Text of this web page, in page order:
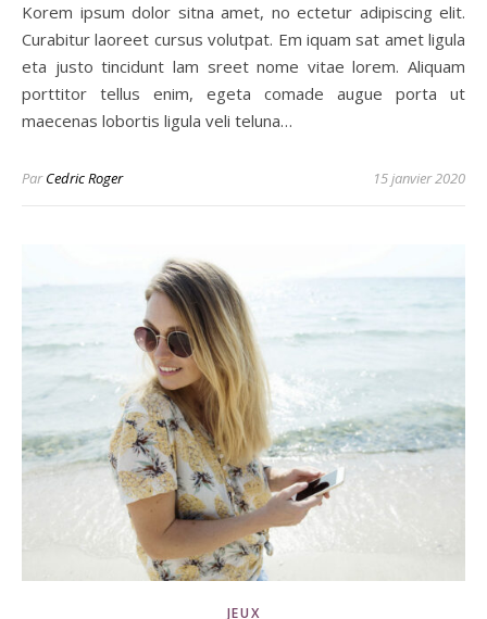
Korem ipsum dolor sitna amet, no ectetur adipiscing elit.
Curabitur laoreet cursus volutpat. Em iquam sat amet ligula
eta justo tincidunt lam sreet nome vitae lorem. Aliquam
porttitor tellus enim, egeta comade augue porta ut
maecenas lobortis ligula veli teluna…
ParCedric Roger 15 janvier 2020
JEUX